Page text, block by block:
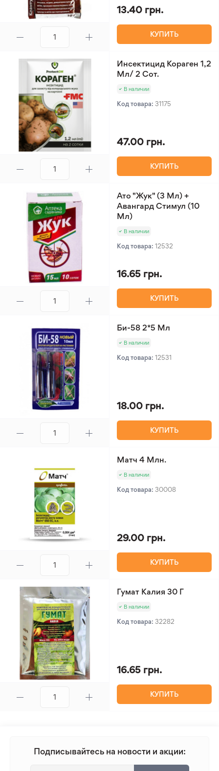
13.40 грн.
КУПИТЬ
Инсектицид Кораген 1,2
Мл/ 2 Сот.
В наличии
Код товара: 31175
47.00 грн.
КУПИТЬ
Ато "Жук" (3 Мл) +
Авангард Стимул (10
Мл)
В наличии
Код товара: 12532
16.65 грн.
КУПИТЬ
Би-58 2*5 Мл
В наличии
Код товара: 12531
18.00 грн.
КУПИТЬ
Матч 4 Млн.
В наличии
Код товара: 30008
29.00 грн.
КУПИТЬ
Гумат Калия 30 Г
В наличии
Код товара: 32282
16.65 грн.
КУПИТЬ
Подписывайтесь на новости и акции: